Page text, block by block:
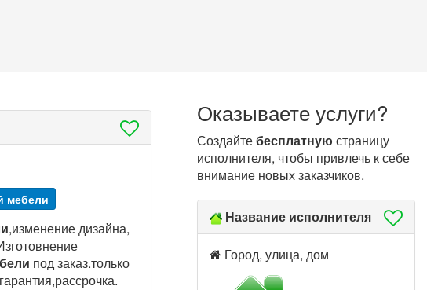
мебели
,изменение дизайна,
под заказ.только
Оказываете услуги?
Создайтебесплатную страницу
исполнителя, чтобы привлечь к себе
внимание новых заказчиков.
Название исполнителя
Город, улица, дом